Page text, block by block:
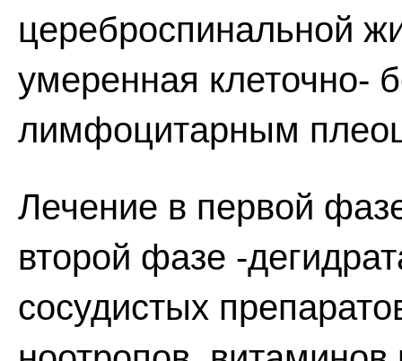
цереброспинальной
умеренная клеточно-
лимфоцитарным
Лечение в первой
второй фазе -
сосудистых